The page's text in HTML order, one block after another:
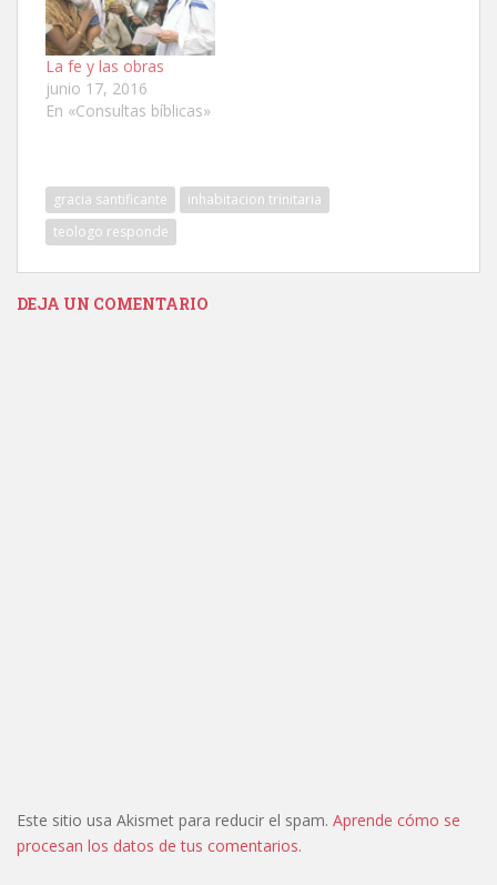
La fe y las obras
junio 17, 2016
En «Consultas bíblicas»
gracia santificante
inhabitacion trinitaria
teologo responde
DEJA UN COMENTARIO
Este sitio usa Akismet para reducir el spam. Aprende cómo se
procesan los datos de tus comentarios.